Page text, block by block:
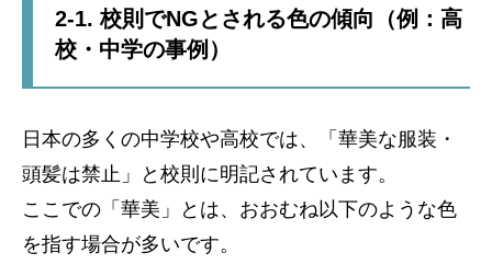
2-1. 校則でNGとされる色の傾向（例：高
校・中学の事例）
日本の多くの中学校や高校では、「華美な服装・
頭髪は禁止」と校則に明記されています。
ここでの「華美」とは、おおむね以下のような色
を指す場合が多いです。